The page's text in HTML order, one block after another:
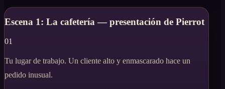
Escena 1: La cafetería — presentación de Pierrot
01
Tu lugar de trabajo. Un cliente alto y enmascarado hace un
pedido inusual.